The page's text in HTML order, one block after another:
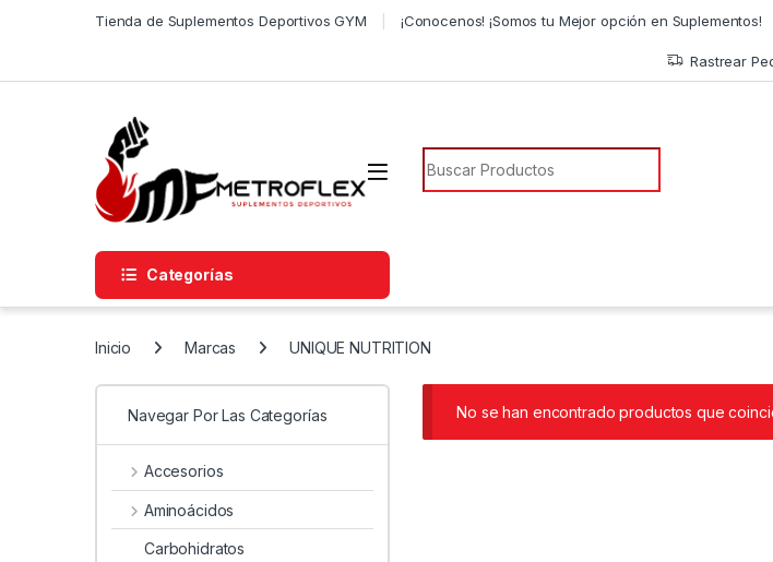
Tienda de Suplementos Deportivos GYM ¡Conocenos! ¡Somos tu Mejor opción en Suplementos!
Rastrear
Búsqueda de:
Categorías
Inicio Marcas UNIQUE NUTRITION
No se han encontrado productos que
Navegar Por Las Categorías
Accesorios
Aminoácidos
Carbohidratos